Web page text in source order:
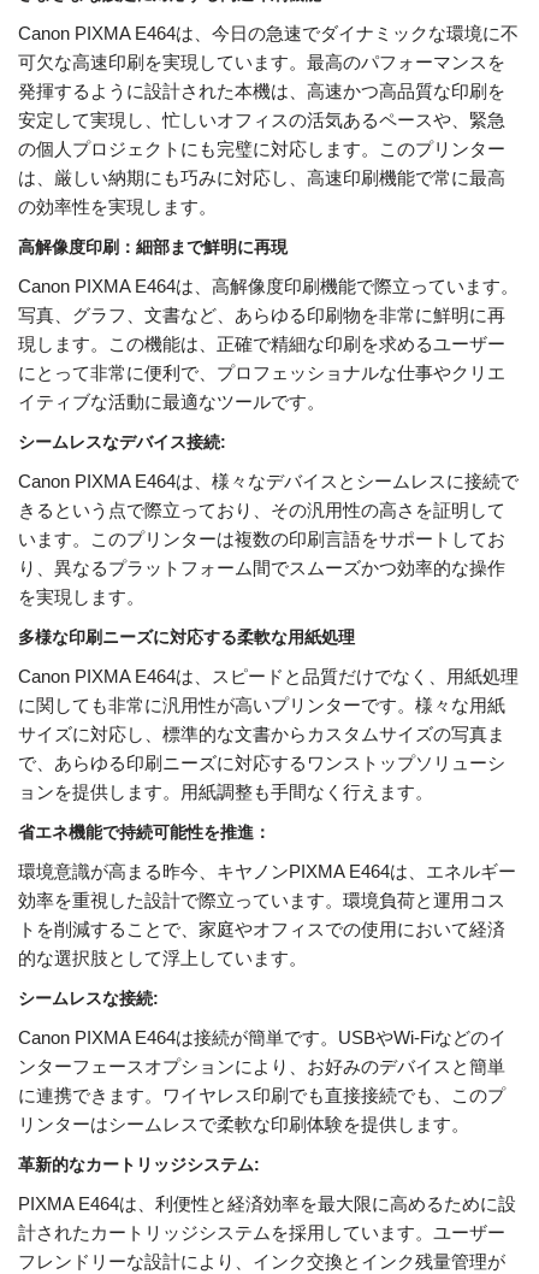
Canon PIXMA E464は、今日の急速でダイナミックな環境に不
可欠な高速印刷を実現しています。最高のパフォーマンスを
発揮するように設計された本機は、高速かつ高品質な印刷を
安定して実現し、忙しいオフィスの活気あるペースや、緊急
の個人プロジェクトにも完璧に対応します。このプリンター
は、厳しい納期にも巧みに対応し、高速印刷機能で常に最高
の効率性を実現します。
高解像度印刷：細部まで鮮明に再現
Canon PIXMA E464は、高解像度印刷機能で際立っています。
写真、グラフ、文書など、あらゆる印刷物を非常に鮮明に再
現します。この機能は、正確で精細な印刷を求めるユーザー
にとって非常に便利で、プロフェッショナルな仕事やクリエ
イティブな活動に最適なツールです。
シームレスなデバイス接続:
Canon PIXMA E464は、様々なデバイスとシームレスに接続で
きるという点で際立っており、その汎用性の高さを証明して
います。このプリンターは複数の印刷言語をサポートしてお
り、異なるプラットフォーム間でスムーズかつ効率的な操作
を実現します。
多様な印刷ニーズに対応する柔軟な用紙処理
Canon PIXMA E464は、スピードと品質だけでなく、用紙処理
に関しても非常に汎用性が高いプリンターです。様々な用紙
サイズに対応し、標準的な文書からカスタムサイズの写真ま
で、あらゆる印刷ニーズに対応するワンストップソリューシ
ョンを提供します。用紙調整も手間なく行えます。
省エネ機能で持続可能性を推進：
環境意識が高まる昨今、キヤノンPIXMA E464は、エネルギー
効率を重視した設計で際立っています。環境負荷と運用コス
トを削減することで、家庭やオフィスでの使用において経済
的な選択肢として浮上しています。
シームレスな接続:
Canon PIXMA E464は接続が​​簡単です。USBやWi-Fiなどのイ
ンターフェースオプションにより、お好みのデバイスと簡単
に連携できます。ワイヤレス印刷でも直接接続でも、このプ
リンターはシームレスで柔軟な印刷体験を提供します。
革新的なカートリッジシステム:
PIXMA E464は、利便性と経済効率を最大限に高めるために設
計されたカートリッジシステムを採用しています。ユーザー
フレンドリーな設計により、インク交換とインク残量管理が